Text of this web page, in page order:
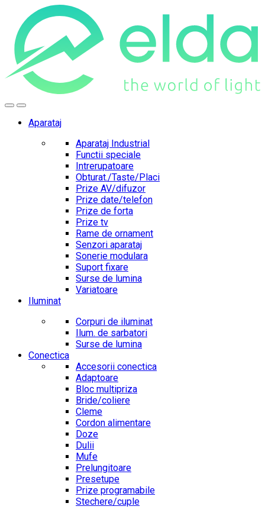
navigation
content
Aparataj
Aparataj Industrial
Functii speciale
Intrerupatoare
Obturat./Taste/Placi
Prize AV/difuzor
Prize date/telefon
Prize de forta
Prize tv
Rame de ornament
Senzori aparataj
Sonerie modulara
Suport fixare
Surse de lumina
Variatoare
Iluminat
Corpuri de iluminat
Ilum. de sarbatori
Surse de lumina
Conectica
Accesorii conectica
Adaptoare
Bloc multipriza
Bride/coliere
Cleme
Cordon alimentare
Doze
Dulii
Mufe
Prelungitoare
Presetupe
Prize programabile
Stechere/cuple